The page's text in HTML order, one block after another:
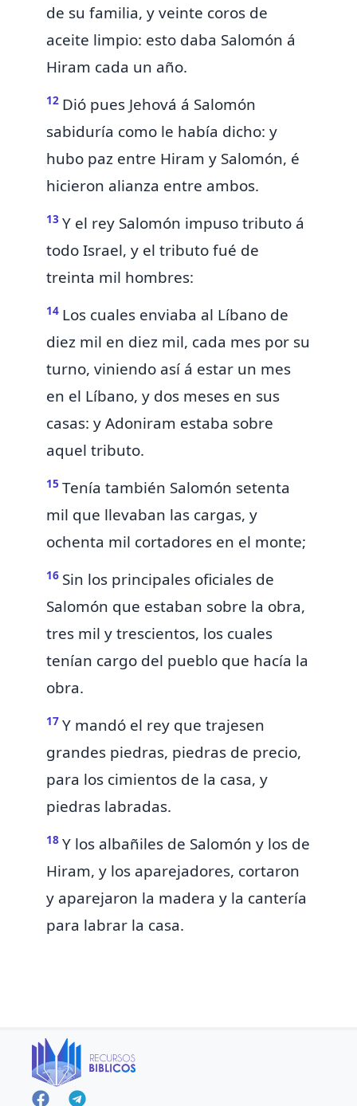
de su familia, y veinte coros de
aceite limpio: esto daba Salomón á
Hiram cada un año.
12 Dió pues Jehová á Salomón
sabiduría como le había dicho: y
hubo paz entre Hiram y Salomón, é
hicieron alianza entre ambos.
13 Y el rey Salomón impuso tributo á
todo Israel, y el tributo fué de
treinta mil hombres:
14 Los cuales enviaba al Líbano de
diez mil en diez mil, cada mes por su
turno, viniendo así á estar un mes
en el Líbano, y dos meses en sus
casas: yAdoniram estaba sobre
aquel tributo.
15 Tenía también Salomón setenta
mil que llevaban las cargas, y
ochenta mil cortadores en el monte;
16 Sin los principales oficiales de
Salomón que estaban sobre la obra,
tres mil y trescientos, los cuales
tenían cargo del pueblo que hacía la
obra.
17 Y mandó el rey que trajesen
grandes piedras, piedras de precio,
para los cimientos de la casa, y
piedras labradas.
18 Y los albañiles de Salomón y los de
Hiram, y los aparejadores, cortaron
y aparejaron la madera y la cantería
para labrar la casa.